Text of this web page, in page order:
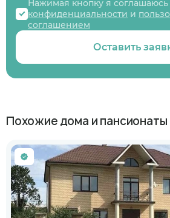
Нажимая кнопку я соглашаюсь
конфиденциальности и
соглашением
Оставить
Похожие дома и пансионаты